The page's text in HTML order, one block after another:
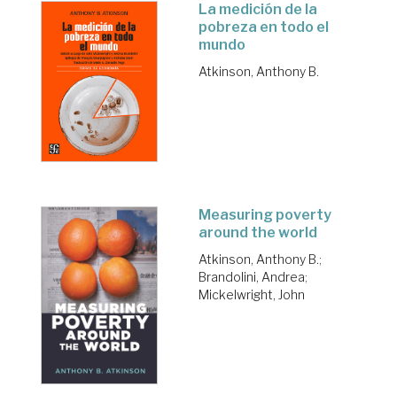
La medición de la
pobreza en todo el
mundo
Atkinson, Anthony B.
Measuring poverty
around the world
Atkinson, Anthony B.;
Brandolini, Andrea;
Mickelwright, John